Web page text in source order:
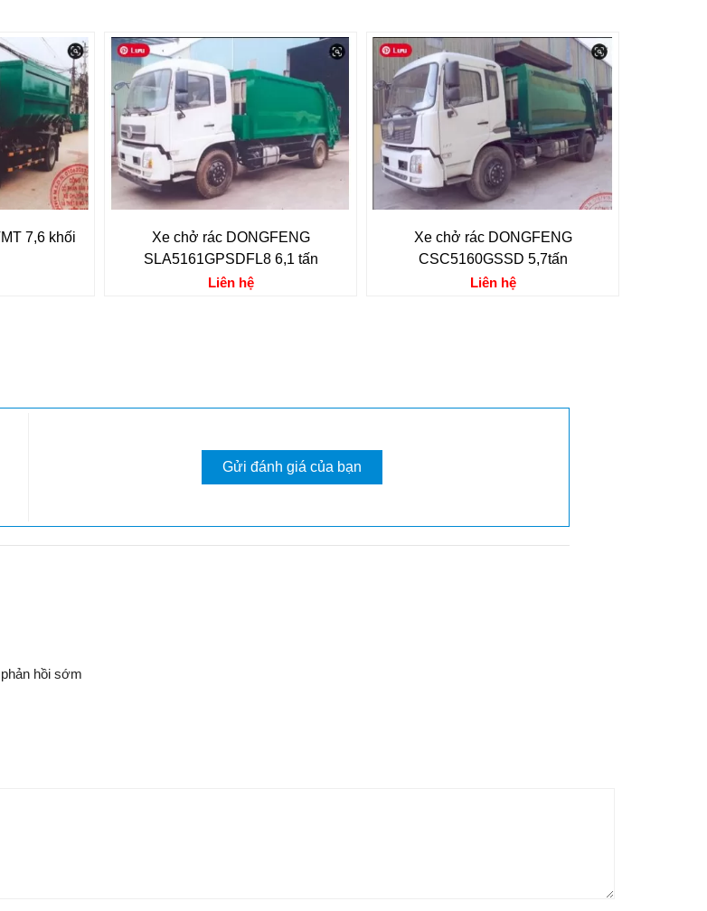
7,6 khối
Xe chở rác DONGFENG
SLA5161GPSDFL8 6,1 tấn
Liên hệ
Xe chở rác DONGFENG
CSC5160GSSD 5,7tấn
Liên hệ
Gửi đánh giá của bạn
hồi sớm